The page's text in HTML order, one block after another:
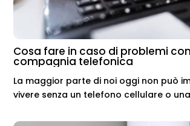
Cosa fare in caso di problemi
compagnia telefonica
La maggior parte di noi oggi non può
vivere senza un telefono cellulare o